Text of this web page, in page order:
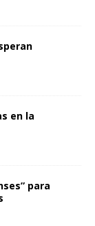
en la
para